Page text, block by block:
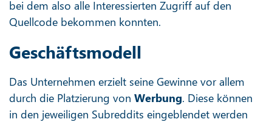
bei dem also alle Interessierten Zugriff auf den
Quellcode bekommen konnten.
Geschäftsmodell
Das Unternehmen erzielt seine Gewinne vor allem
durch die Platzierung von Werbung. Diese können
in den jeweiligen Subreddits eingeblendet werden